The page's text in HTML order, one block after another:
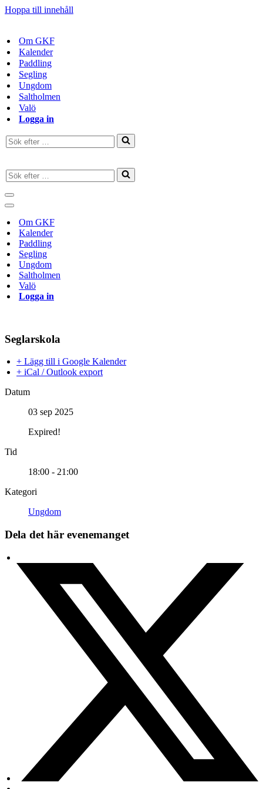
Hoppa till innehåll
Om GKF
Kalender
Paddling
Segling
Ungdom
Saltholmen
Valö
Logga in
Sök
efter
Sök
efter
…
Navigeringsmeny
Navigeringsmeny
Om GKF
Kalender
Paddling
Segling
Ungdom
Saltholmen
Valö
Logga in
Seglarskola
+ Lägg till i Google Kalender
+ iCal / Outlook export
Datum
03 sep 2025
Expired!
Tid
18:00 - 21:00
Kategori
Ungdom
Dela det här evenemanget